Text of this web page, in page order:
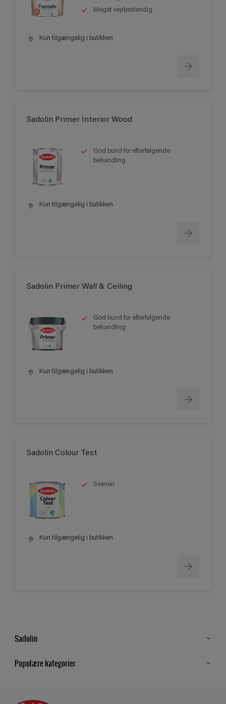
Meget vejrbestandig
Kun tilgængelig i butikken
Sadolin Primer Interior Wood
God bund for efterfølgende
behandling
Kun tilgængelig i butikken
Sadolin Primer Wall & Ceiling
God bund for efterfølgende
behandling
Kun tilgængelig i butikken
Sadolin Colour Test
Svanen
Kun tilgængelig i butikken
Sadolin
Populære kategorier